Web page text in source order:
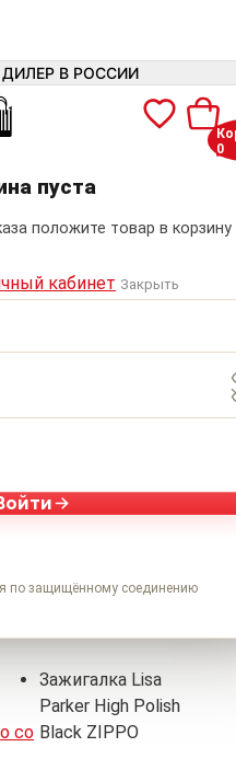
0
В РОССИИ
пуста
положите товар в корзину
кабинет Закрыть
по защищённому соединению
со
Зажигалка Lisa
Parker High Polish
Black ZIPPO